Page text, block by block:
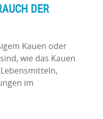
DER K
Kauen oder
wie das Kauen
im